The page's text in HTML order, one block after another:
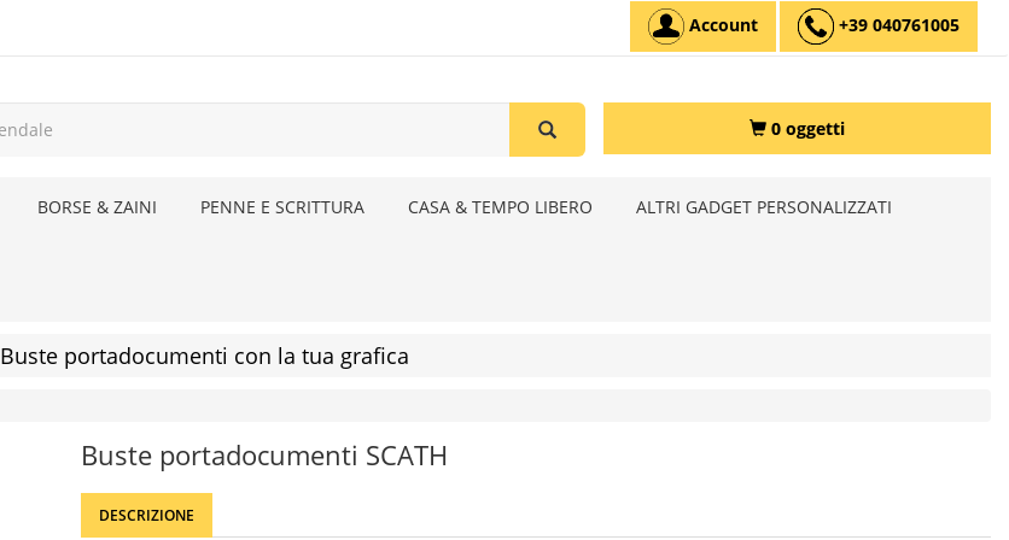
Account +39 040761005
0 oggetti
BORSE & ZAINI PENNE E SCRITTURA CASA & TEMPO LIBERO ALTRI GADGET PERSONALIZZATI
Buste portadocumenti con la tua grafica
Buste portadocumenti SCATH
DESCRIZIONE